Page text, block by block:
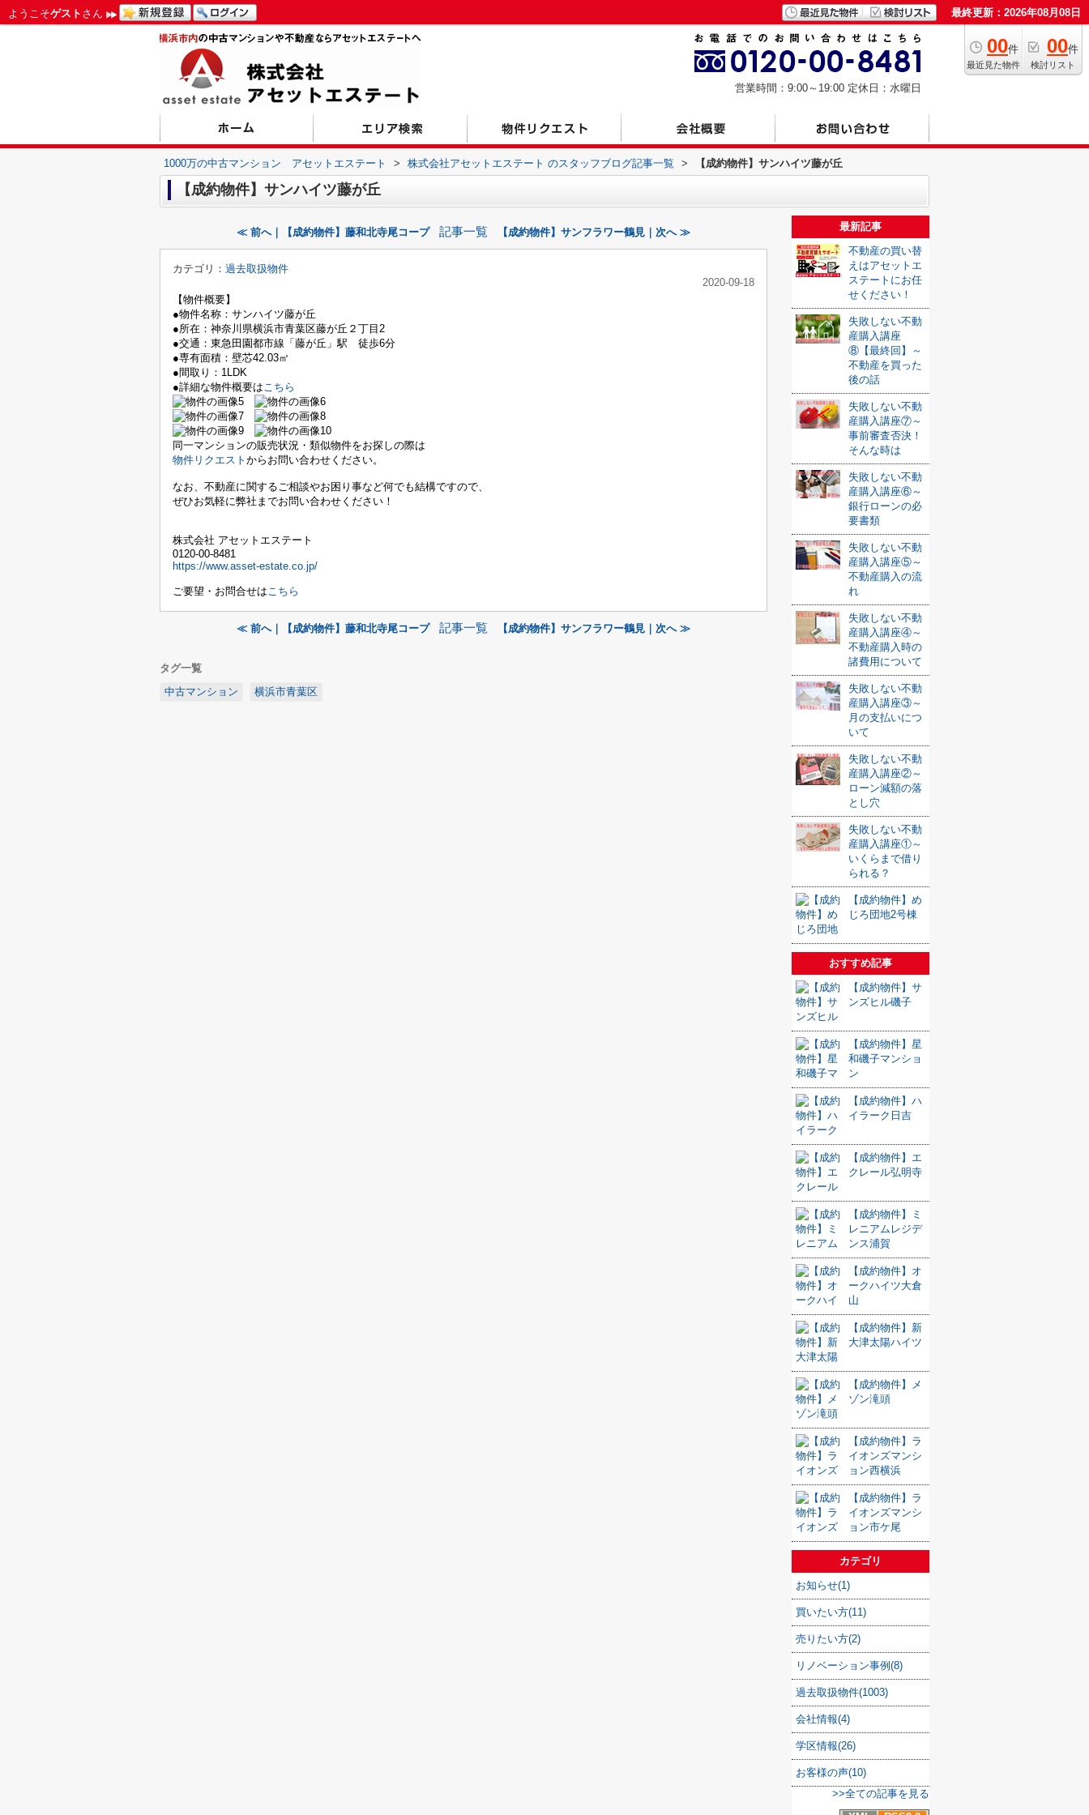
ようこそゲスト さん 最終更新：2026年08月08日
00件
最近見た物件
00件
検討リスト
営業時間：9:00～19:00 定休日：水曜日
1000万の中古マンション アセットエステート > 株式会社アセットエステート のスタッフブログ記事一覧 > 【成約物件】サンハイツ藤が丘
【成約物件】サンハイツ藤が丘
≪ 前へ｜【成約物件】藤和北寺尾コープ 記事一覧 【成約物件】サンフラワー鶴見｜次へ ≫
カテゴリ： 過去取扱物件
2020-09-18
【物件概要】
●物件名称：サンハイツ藤が丘
●所在：神奈川県横浜市青葉区藤が丘２丁目2
●交通：東急田園都市線「藤が丘」駅 徒歩6分
●専有面積：壁芯42.03㎡
●間取り：1LDK
●詳細な物件概要はこちら
同一マンションの販売状況・類似物件をお探しの際は
物件リクエスト からお問い合わせください。
なお、不動産に関するご相談やお困り事など何でも結構ですので、
ぜひお気軽に弊社までお問い合わせください！
株式会社 アセットエステート
0120-00-8481
https://www.asset-estate.co.jp/
ご要望・お問合せはこちら
≪ 前へ｜【成約物件】藤和北寺尾コープ 記事一覧 【成約物件】サンフラワー鶴見｜次へ ≫
タグ一覧
中古マンション
横浜市青葉区
最新記事
不動産の買い替
えはアセットエ
ステートにお任
せください！
失敗しない不動
産購入講座
⑧【最終回】～
不動産を買った
後の話
失敗しない不動
産購入講座⑦～
事前審査否決！
そんな時は
失敗しない不動
産購入講座⑥～
銀行ローンの必
要書類
失敗しない不動
産購入講座⑤～
不動産購入の流
れ
失敗しない不動
産購入講座④～
不動産購入時の
諸費用について
失敗しない不動
産購入講座③～
月の支払いにつ
いて
失敗しない不動
産購入講座②～
ローン減額の落
とし穴
失敗しない不動
産購入講座①～
いくらまで借り
られる？
【成約物件】め
じろ団地2号棟
おすすめ記事
【成約物件】サ
ンズヒル磯子
【成約物件】星
和磯子マンショ
ン
【成約物件】ハ
イラーク日吉
【成約物件】エ
クレール弘明寺
【成約物件】ミ
レニアムレジデ
ンス浦賀
【成約物件】オ
ークハイツ大倉
山
【成約物件】新
大津太陽ハイツ
【成約物件】メ
ゾン滝頭
【成約物件】ラ
イオンズマンシ
ョン西横浜
【成約物件】ラ
イオンズマンシ
ョン市ケ尾
カテゴリ
お知らせ(1)
買いたい方(11)
売りたい方(2)
リノベーション事例(8)
過去取扱物件(1003)
会社情報(4)
学区情報(26)
お客様の声(10)
>>全ての記事を見る